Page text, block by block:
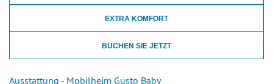
EXTRA KOMFORT
BUCHEN SIE JETZT
Ausstattung - Mobilheim Gusto Baby